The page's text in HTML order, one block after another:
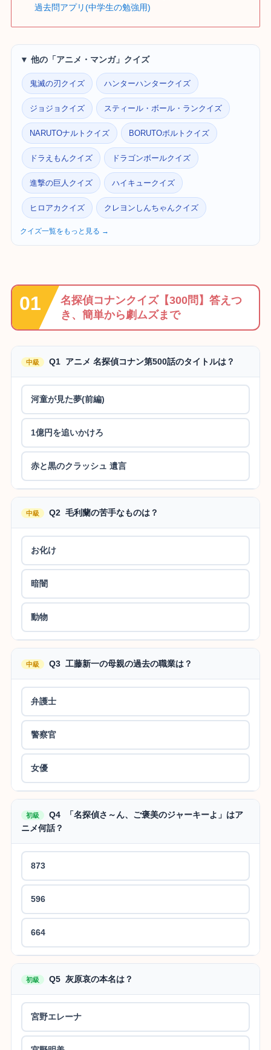
過去問アプリ(中学生の勉強用)
▼ 他の「アニメ・マンガ」クイズ
鬼滅の刃クイズ ハンターハンタークイズ
ジョジョクイズ スティール・ボール・ランクイズ
NARUTOナルトクイズ BORUTOボルトクイズ
ドラえもんクイズ ドラゴンボールクイズ
進撃の巨人クイズ ハイキュークイズ
ヒロアカクイズ クレヨンしんちゃんクイズ
クイズ一覧をもっと見る →
名探偵コナンクイズ【300問】答えつ
き、簡単から劇ムズまで
中級 Q1 アニメ 名探偵コナン第500話のタイトルは？
河童が見た夢(前編)
1億円を追いかけろ
赤と黒のクラッシュ 遺言
中級 Q2 毛利蘭の苦手なものは？
お化け
暗闇
動物
中級 Q3 工藤新一の母親の過去の職業は？
弁護士
警察官
女優
初級
Q4 「名探偵さ～ん、ご褒美のジャーキーよ」はア
ニメ何話？
873
596
664
初級 Q5 灰原哀の本名は？
宮野エレーナ